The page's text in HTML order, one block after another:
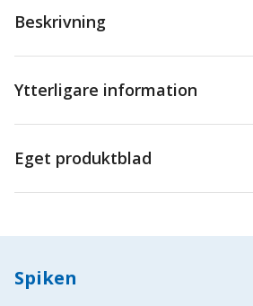
Beskrivning
Ytterligare information
Eget produktblad
Spiken